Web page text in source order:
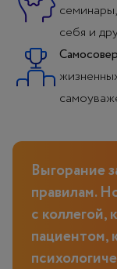
себя и
Выгорание
правилам.
с коллегой,
пациентом,